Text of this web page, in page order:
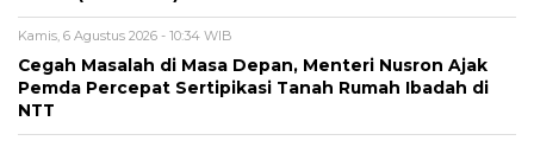
Kamis, 6 Agustus 2026 - 10:34 WIB
Cegah Masalah di Masa Depan, Menteri Nusron Ajak
Pemda Percepat Sertipikasi Tanah Rumah Ibadah di
NTT